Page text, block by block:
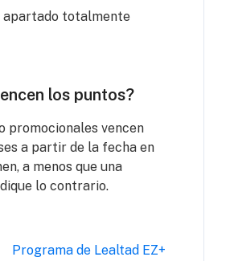
apartado totalmente
los puntos?
promocionales vencen
a partir de la fecha en
a menos que una
lo contrario.
Programa de Lealtad EZ+